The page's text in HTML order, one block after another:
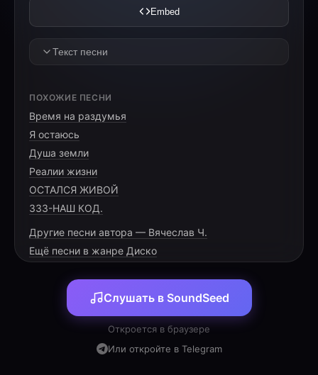
Embed
Текст песни
Значит, он без тебя одинок,
Значит, в чей то далекой квартире,
Кто-то ждет твой внезапный звонок.
Кто-то рад твоей нежной улыбке,
Кто-то хочет быть рядом с тобой,
Это жизнь... Это солнце на нитке,
Это друг, настоящий и верный,
Это враг..., но он все-же не твой.
Было бы странно и грустно, наверно,
Если б он помирился с тобой.
Это жажда любви и познаний,
Это море надежд и потерь,
Среди встреч и расставаний
ПОХОЖИЕ ПЕСНИ
Время на раздумья
Я остаюсь
Душа земли
Реалии жизни
ОСТАЛСЯ ЖИВОЙ
333-НАШ КОД.
Другие песни автора — Вячеслав Ч.
Ещё песни в жанре Диско
Слушать в SoundSeed
Откроется в браузере
Или откройте в Telegram